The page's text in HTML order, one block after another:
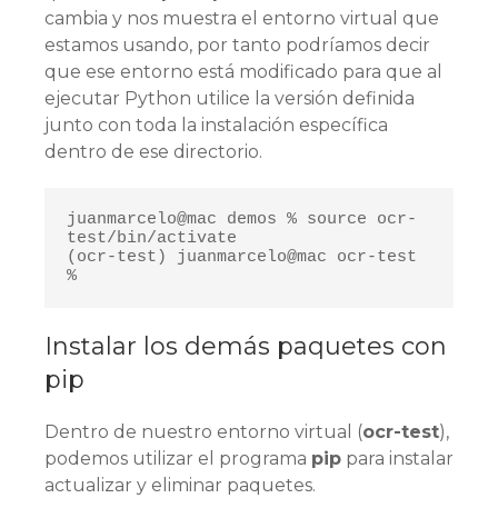
cambia y nos muestra el entorno virtual que
estamos usando, por tanto podríamos decir
que ese entorno está modificado para que al
ejecutar Python utilice la versión definida
junto con toda la instalación específica
dentro de ese directorio.
juanmarcelo@mac demos % source ocr-
test/bin/activate
(ocr-test) juanmarcelo@mac ocr-test
%
Instalar los demás paquetes con
pip
Dentro de nuestro entorno virtual (ocr-test),
podemos utilizar el programa pip para instalar
actualizar y eliminar paquetes.